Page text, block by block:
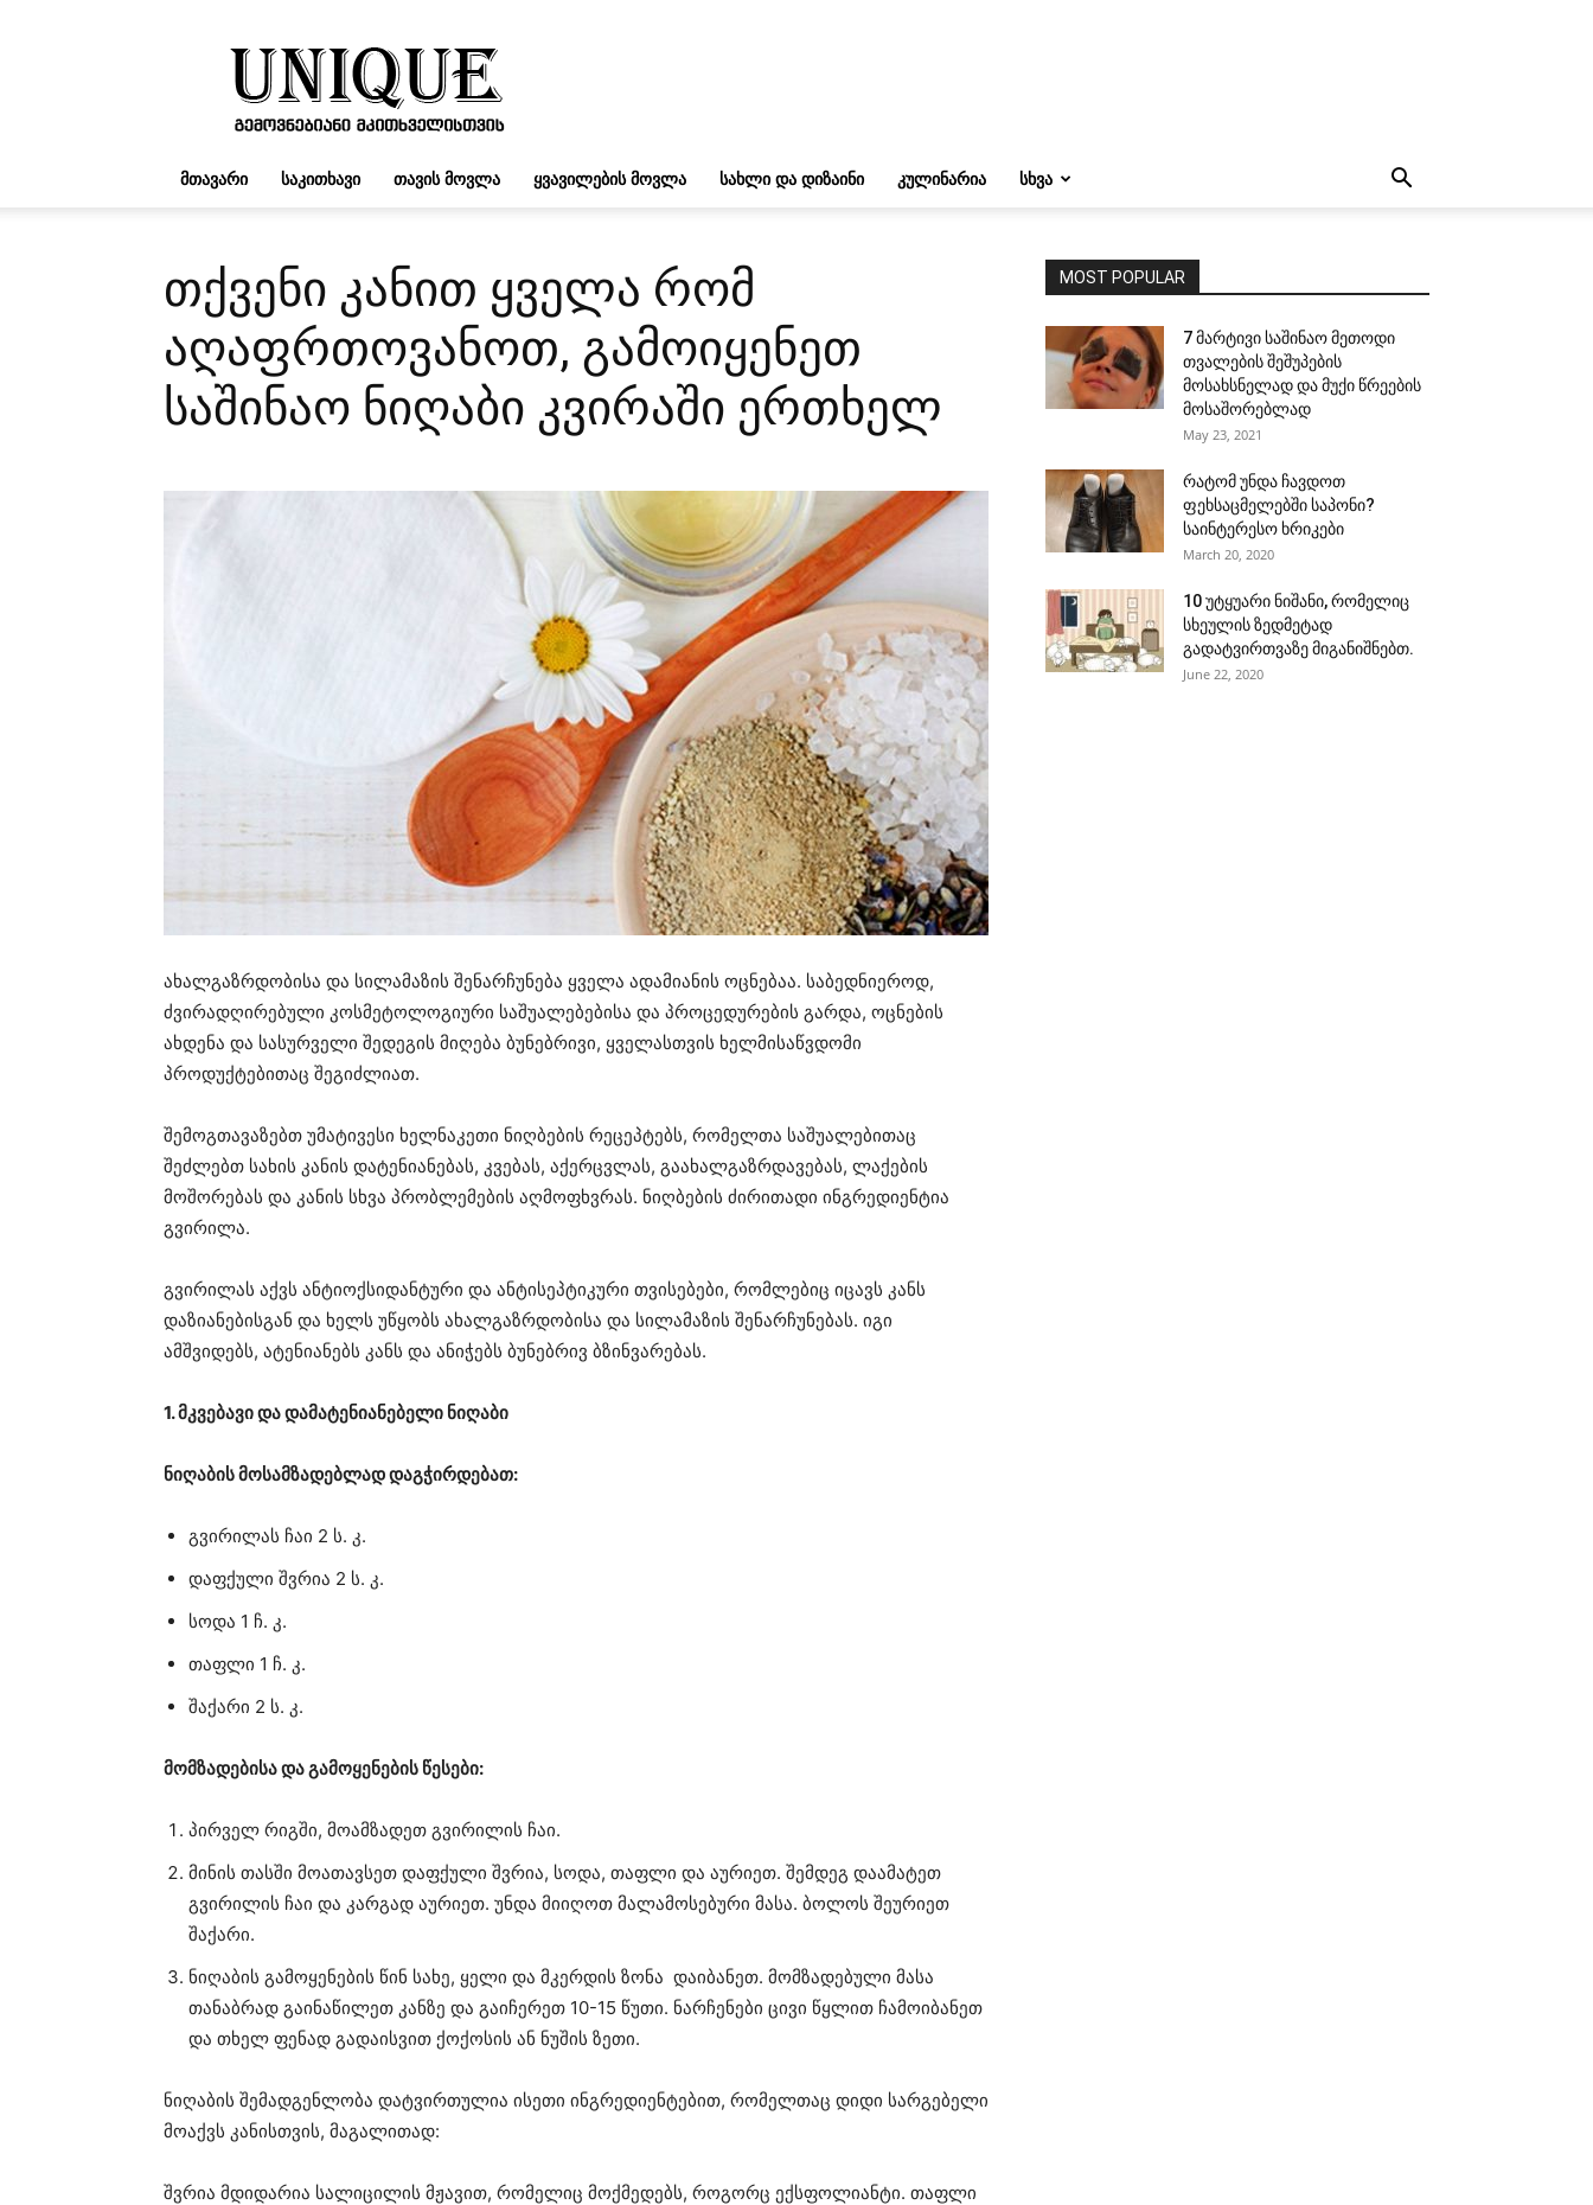
UNIQUE.GE
ᲛᲗᲐᲕᲐᲠᲘ ᲡᲐᲙᲘᲗᲮᲐᲕᲘ ᲗᲐᲕᲘᲡ ᲛᲝᲕᲚᲐ ᲧᲕᲐᲕᲘᲚᲔᲑᲘᲡ ᲛᲝᲕᲚᲐ ᲡᲐᲮᲚᲘ ᲓᲐ ᲓᲘᲖᲐᲘᲜᲘ ᲙᲣᲚᲘᲜᲐᲠᲘᲐ ᲡᲮᲕᲐ
თქვენი კანით ყველა რომ
აღაფრთოვანოთ, გამოიყენეთ
საშინაო ნიღაბი კვირაში ერთხელ
ახალგაზრდობისა და სილამაზის შენარჩუნება ყველა ადამიანის ოცნებაა. საბედნიეროდ,
ძვირადღირებული კოსმეტოლოგიური საშუალებებისა და პროცედურების გარდა, ოცნების
ახდენა და სასურველი შედეგის მიღება ბუნებრივი, ყველასთვის ხელმისაწვდომი
პროდუქტებითაც შეგიძლიათ.
შემოგთავაზებთ უმატივესი ხელნაკეთი ნიღბების რეცეპტებს, რომელთა საშუალებითაც
შეძლებთ სახის კანის დატენიანებას, კვებას, აქერცვლას, გაახალგაზრდავებას, ლაქების
მოშორებას და კანის სხვა პრობლემების აღმოფხვრას. ნიღბების ძირითადი ინგრედიენტია
გვირილა.
გვირილას აქვს ანტიოქსიდანტური და ანტისეპტიკური თვისებები, რომლებიც იცავს კანს
დაზიანებისგან და ხელს უწყობს ახალგაზრდობისა და სილამაზის შენარჩუნებას. იგი
ამშვიდებს, ატენიანებს კანს და ანიჭებს ბუნებრივ ბზინვარებას.
1. მკვებავი და დამატენიანებელი ნიღაბი
ნიღაბის მოსამზადებლად დაგჭირდებათ:
გვირილას ჩაი 2 ს. კ.
დაფქული შვრია 2 ს. კ.
სოდა 1 ჩ. კ.
თაფლი 1 ჩ. კ.
შაქარი 2 ს. კ.
მომზადებისა და გამოყენების წესები:
პირველ რიგში, მოამზადეთ გვირილის ჩაი.
მინის თასში მოათავსეთ დაფქული შვრია, სოდა, თაფლი და აურიეთ. შემდეგ დაამატეთ
გვირილის ჩაი და კარგად აურიეთ. უნდა მიიღოთ მალამოსებური მასა. ბოლოს შეურიეთ
შაქარი.
ნიღაბის გამოყენების წინ სახე, ყელი და მკერდის ზონა დაიბანეთ. მომზადებული მასა
თანაბრად გაინაწილეთ კანზე და გაიჩერეთ 10-15 წუთი. ნარჩენები ცივი წყლით ჩამოიბანეთ
და თხელ ფენად გადაისვით ქოქოსის ან ნუშის ზეთი.
ნიღაბის შემადგენლობა დატვირთულია ისეთი ინგრედიენტებით, რომელთაც დიდი სარგებელი
მოაქვს კანისთვის, მაგალითად:
შვრია მდიდარია სალიცილის მჟავით, რომელიც მოქმედებს, როგორც ექსფოლიანტი. თაფლი
MOST POPULAR
7 მარტივი საშინაო მეთოდი
თვალების შეშუპების
მოსახსნელად და მუქი წრეების
მოსაშორებლად
May 23, 2021
რატომ უნდა ჩავდოთ
ფეხსაცმელებში საპონი?
საინტერესო ხრიკები
March 20, 2020
10 უტყუარი ნიშანი, რომელიც
სხეულის ზედმეტად
გადატვირთვაზე მიგანიშნებთ.
June 22, 2020